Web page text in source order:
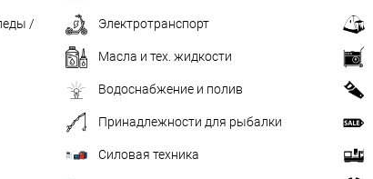
/
Электротранспорт
Масла и тех. жидкости
Водоснабжение и полив
Принадлежности для рыбалки
Силовая техника